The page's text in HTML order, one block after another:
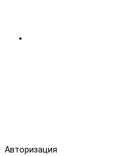
Авторизация